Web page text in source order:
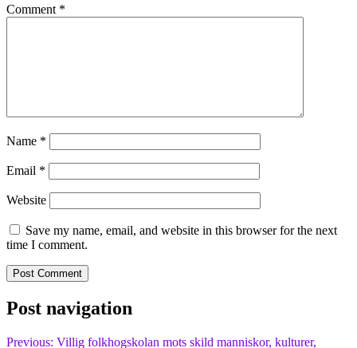
Comment *
Name *
Email *
Website
Save my name, email, and website in this browser for the next
time I comment.
Post navigation
Previous: Villig folkhogskolan mots skild manniskor, kulturer,